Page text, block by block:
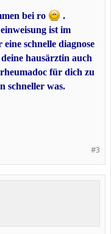
bei ro
.
ist im
schnelle diagnose
hausärztin auch
für dich zu
schneller was.
#3